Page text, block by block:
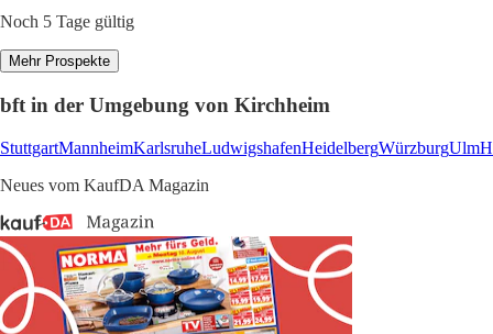
Noch 5 Tage gültig
Mehr Prospekte
bft in der Umgebung von Kirchheim
StuttgartMannheimKarlsruheLudwigshafenHeidelbergWürzburgUlm
Neues vom KaufDA Magazin